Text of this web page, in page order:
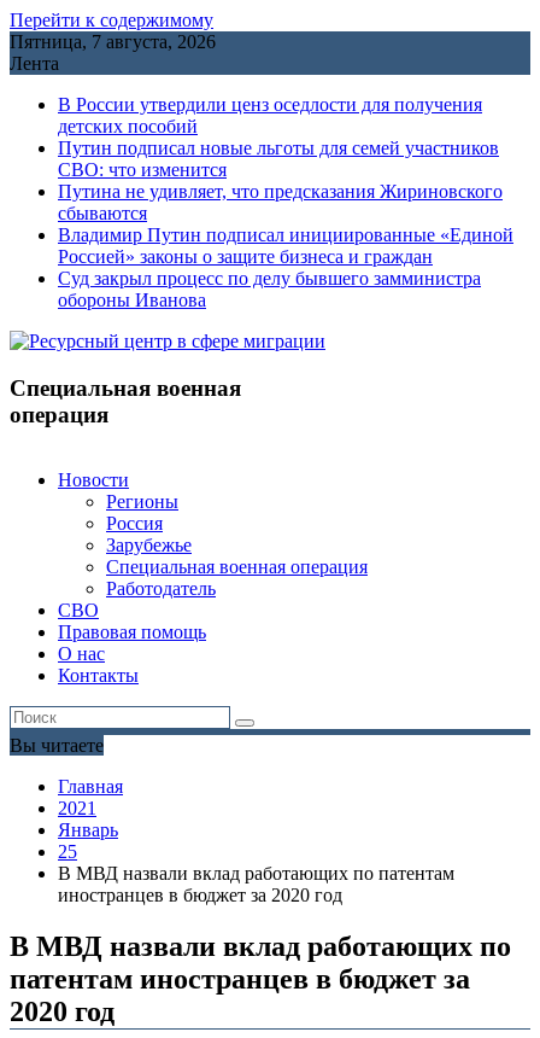
Перейти к содержимому
Пятница, 7 августа, 2026
Лента
В России утвердили ценз оседлости для получения
детских пособий
Путин подписал новые льготы для семей участников
СВО: что изменится
Путина не удивляет, что предсказания Жириновского
сбываются
Владимир Путин подписал инициированные «Единой
Россией» законы о защите бизнеса и граждан
Cуд закрыл процесс по делу бывшего замминистра
обороны Иванова
Специальная военная
операция
Новости
Регионы
Россия
Зарубежье
Специальная военная операция
Работодатель
СВО
Правовая помощь
О нас
Контакты
Вы читаете
Главная
2021
Январь
25
В МВД назвали вклад работающих по патентам
иностранцев в бюджет за 2020 год
В МВД назвали вклад работающих по
патентам иностранцев в бюджет за
2020 год